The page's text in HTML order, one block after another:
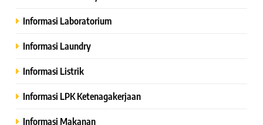
Informasi Laboratorium
Informasi Laundry
Informasi Listrik
Informasi LPK Ketenagakerjaan
Informasi Makanan